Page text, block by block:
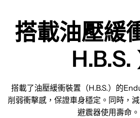
搭載油壓緩
H.B.S.
搭載了油壓緩衝裝置（H.B.S.）的
削弱衝擊感，保證車身穩定。同時，
避震器使用壽命。